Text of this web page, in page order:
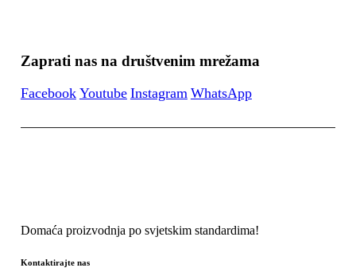
Zaprati nas na društvenim mrežama
Facebook Youtube Instagram WhatsApp
Domaća proizvodnja po svjetskim standardima!
Kontaktirajte nas